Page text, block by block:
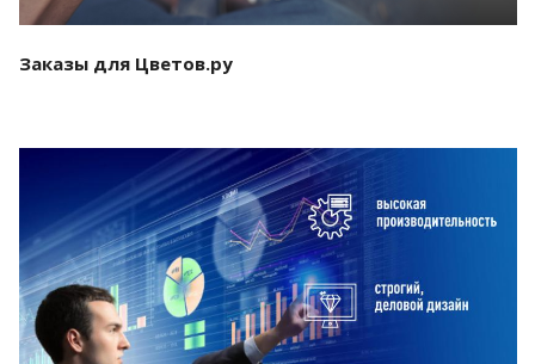
Заказы для Цветов.ру
Смотреть проект